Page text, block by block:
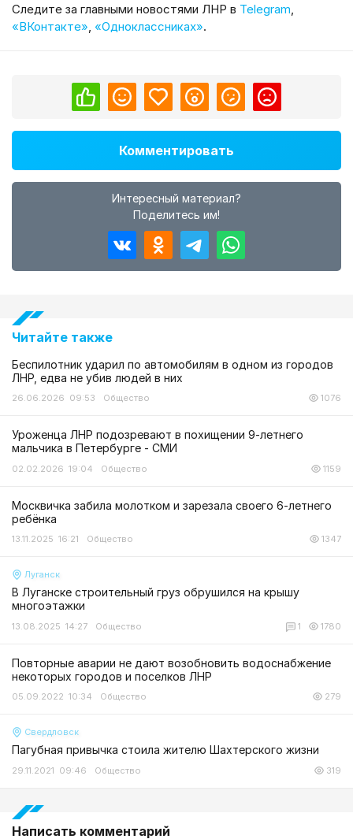
Cледите за главными новостями ЛНР в Telegram,
«ВКонтакте», «Одноклассниках».
Комментировать
Интересный материал?
Поделитесь им!
Читайте также
Беспилотник ударил по автомобилям в одном из городов
ЛНР, едва не убив людей в них
26.06.2026 09:53 Общество 1076
Уроженца ЛНР подозревают в похищении 9-летнего
мальчика в Петербурге - СМИ
02.02.2026 19:04 Общество 1159
Москвичка забила молотком и зарезала своего 6-летнего
ребёнка
13.11.2025 16:21 Общество 1347
Луганск
В Луганске строительный груз обрушился на крышу
многоэтажки
13.08.2025 14:27 Общество 1 1780
Повторные аварии не дают возобновить водоснабжение
некоторых городов и поселков ЛНР
05.09.2022 10:34 Общество 279
Свердловск
Пагубная привычка стоила жителю Шахтерского жизни
29.11.2021 09:46 Общество 319
Написать комментарий